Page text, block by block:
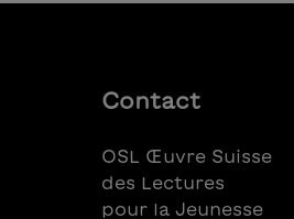
Contact
OSL Œuvre Suisse
des Lectures
pour la Jeunesse